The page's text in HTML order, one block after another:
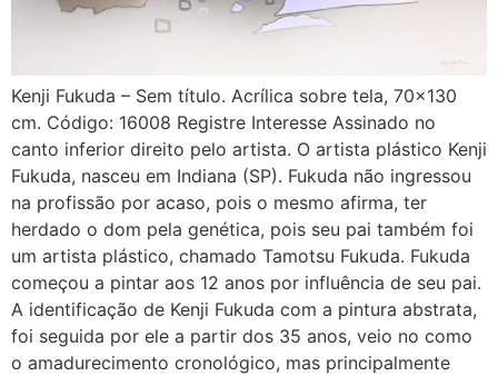
Kenji Fukuda – Sem título. Acrílica sobre tela, 70×130
cm. Código: 16008 Registre Interesse Assinado no
canto inferior direito pelo artista. O artista plástico Kenji
Fukuda, nasceu em Indiana (SP). Fukuda não ingressou
na profissão por acaso, pois o mesmo afirma, ter
herdado o dom pela genética, pois seu pai também foi
um artista plástico, chamado Tamotsu Fukuda. Fukuda
começou a pintar aos 12 anos por influência de seu pai.
A identificação de Kenji Fukuda com a pintura abstrata,
foi seguida por ele a partir dos 35 anos, veio no como
o amadurecimento cronológico, mas principalmente